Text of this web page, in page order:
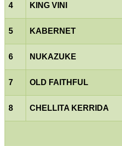
4 KING VINI
5 KABERNET
6 NUKAZUKE
7 OLD FAITHFUL
8 CHELLITA KERRIDA